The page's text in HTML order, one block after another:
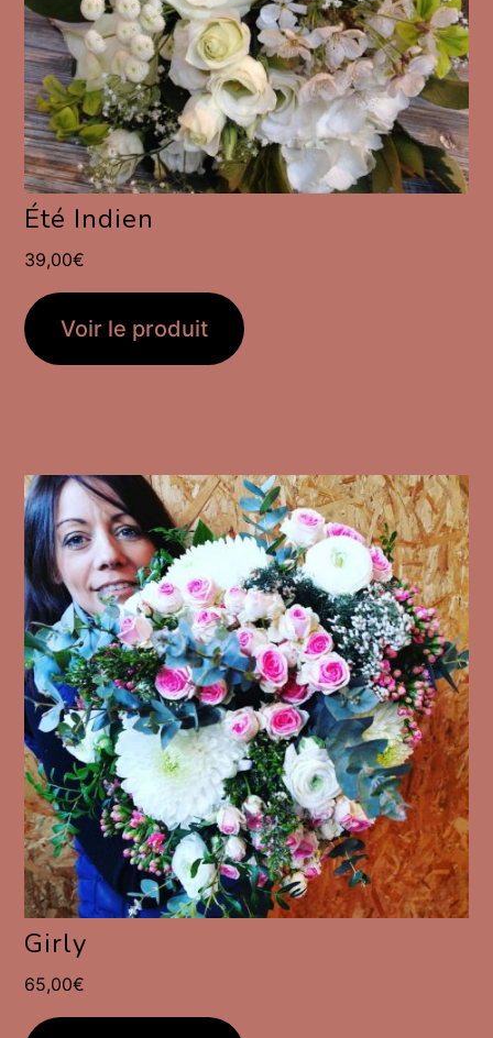
Été Indien
39,00€
Voir le produit
Girly
65,00€